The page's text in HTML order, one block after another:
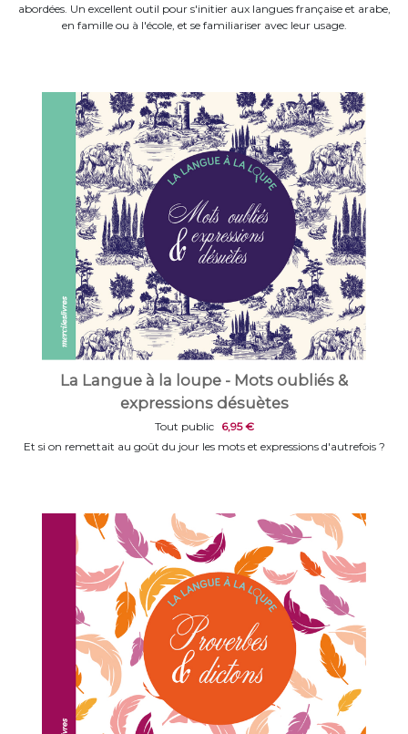
abordées. Un excellent outil pour s'initier aux langues française et arabe,
en famille ou à l'école, et se familiariser avec leur usage.
La Langue à la loupe - Mots oubliés &
expressions désuètes
Tout public
6,95 €
Et si on remettait au goût du jour les mots et expressions d'autrefois ?